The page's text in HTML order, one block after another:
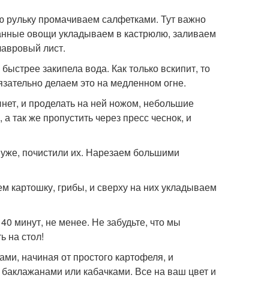
промачиваем салфетками. Тут важно
овощи укладываем в кастрюлю, заливаем
лист.
закипела вода. Как только вскипит, то
делаем это на медленном огне.
и проделать на ней ножом, небольшие
же пропустить через пресс чеснок, и
почистили их. Нарезаем большими
картошку, грибы, и сверху на них укладываем
минут, не менее. Не забудьте, что мы
на стол!
начиная от простого картофеля, и
или кабачками. Все на ваш цвет и